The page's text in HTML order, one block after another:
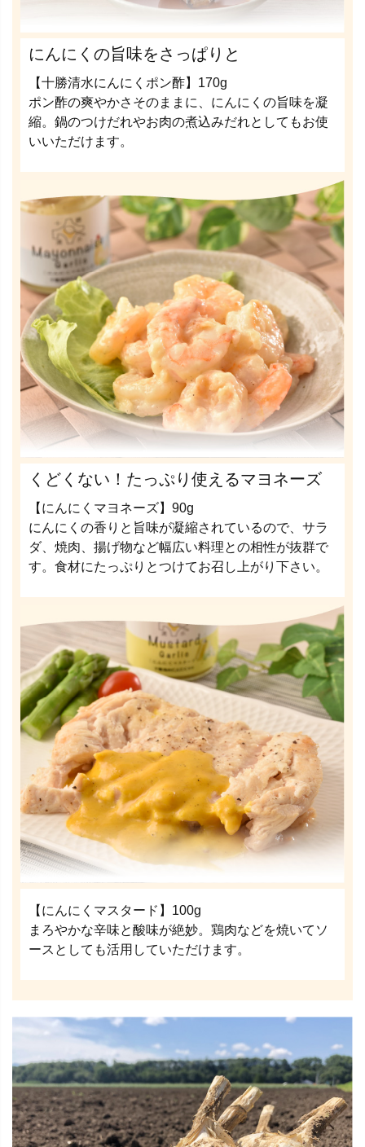
にんにくの旨味をさっぱりと
【十勝清水にんにくポン酢】170g
ポン酢の爽やかさそのままに、にんにくの旨味を凝
縮。鍋のつけだれやお肉の煮込みだれとしてもお使
いいただけます。
くどくない！たっぷり使えるマヨネーズ
【にんにくマヨネーズ】90g
にんにくの香りと旨味が凝縮されているので、サラ
ダ、焼肉、揚げ物など幅広い料理との相性が抜群で
す。食材にたっぷりとつけてお召し上がり下さい。
【にんにくマスタード】100g
まろやかな辛味と酸味が絶妙。鶏肉などを焼いてソ
ースとしても活用していただけます。